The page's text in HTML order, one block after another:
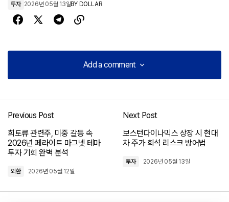
투자 2026년 05월 13일BY DOLLAR
Add a comment
Add a comment
Previous Post
희토류 관련주, 미중 갈등 속
2026년 페라이트 마그넷 테마
투자 기회 완벽 분석
외환 2026년 05월 12일
Next Post
보스턴다이나믹스 상장 시 현대
차 주가 희석 리스크 방어법
투자 2026년 05월 13일